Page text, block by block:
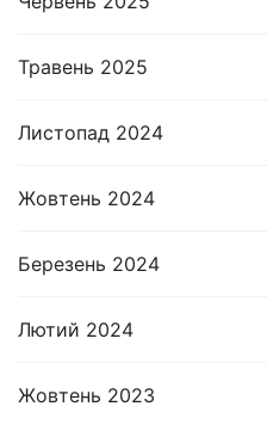
Травень 2025
Листопад 2024
Жовтень 2024
Березень 2024
Лютий 2024
Жовтень 2023